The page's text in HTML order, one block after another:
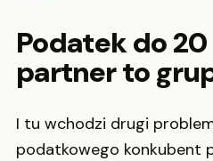
Podatek do
partner to
I tu wchodzi drugi
podatkowego konkubent